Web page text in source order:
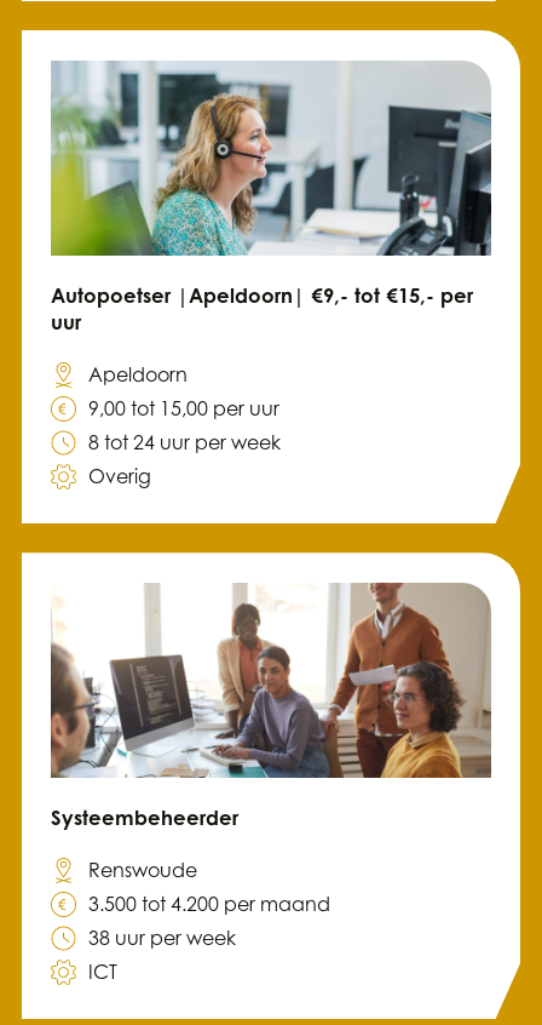
Autopoetser |Apeldoorn| €9,- tot €15,- per
uur
Apeldoorn
9,00 tot 15,00 per uur
8 tot 24 uur per week
Overig
Systeembeheerder
Renswoude
3.500 tot 4.200 per maand
38 uur per week
ICT